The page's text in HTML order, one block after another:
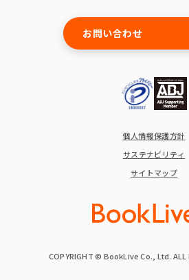
お問い合わせ
COPYRIGHT © BookLive Co., Ltd. ALL
個人情報保護方針
サステナビリティ
サイトマップ